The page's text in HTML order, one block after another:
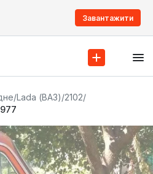
Завантажити
/Lada (ВАЗ)/2102/